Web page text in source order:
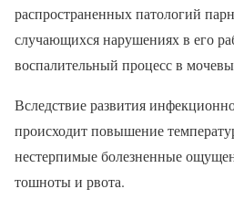
распространенных патологий
случающихся нарушениях в его
воспалительный процесс в
Вследствие развития
происходит повышение
нестерпимые болезненные
тошноты и рвота.